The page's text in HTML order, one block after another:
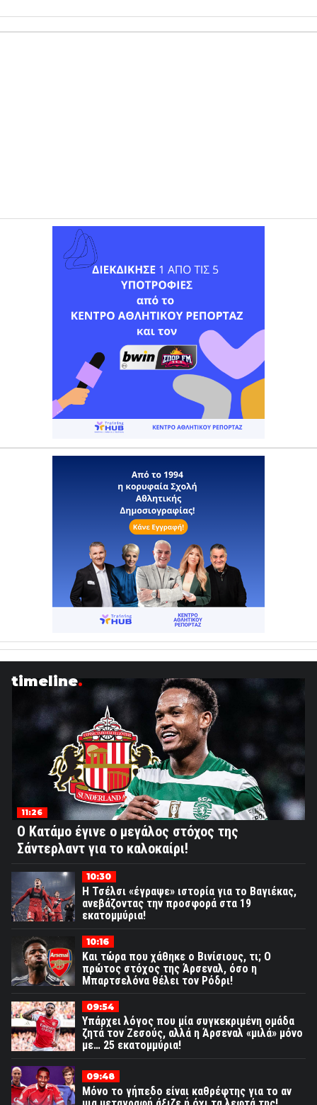
timeline
11:26
Ο Κατάμο έγινε ο μεγάλος στόχος της
Σάντερλαντ για το καλοκαίρι!
10:30
Η Τσέλσι «έγραψε» ιστορία για το Βαγιέκας,
ανεβάζοντας την προσφορά στα 19
εκατομμύρια!
10:16
Και τώρα που χάθηκε ο Βινίσιους, τι; Ο
πρώτος στόχος της Άρσεναλ, όσο η
Μπαρτσελόνα θέλει τον Ρόδρι!
09:54
Υπάρχει λόγος που μία συγκεκριμένη ομάδα
ζητά τον Ζεσούς, αλλά η Άρσεναλ «μιλά» μόνο
με… 25 εκατομμύρια!
09:48
Μόνο το γήπεδο είναι καθρέφτης για το αν